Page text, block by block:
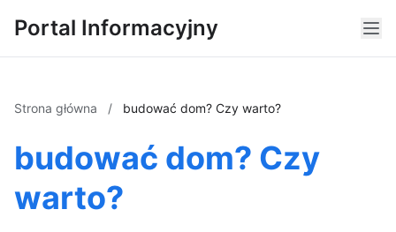
Portal Informacyjny
Strona główna / budować dom? Czy warto?
budować dom? Czy
warto?